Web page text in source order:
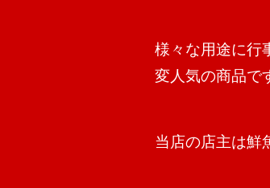
様々な用途に行
変人気の商品で
当店の店主は鮮